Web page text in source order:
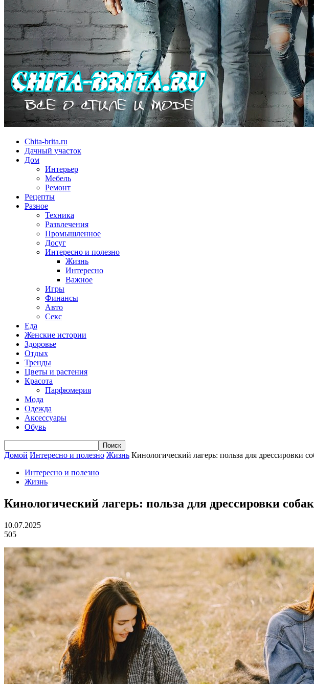
Chita-brita.ru
Дачный участок
Дом
Интерьер
Мебель
Ремонт
Рецепты
Разное
Техника
Развлечения
Промышленное
Досуг
Интересно и полезно
Жизнь
Интересно
Важное
Игры
Финансы
Авто
Секс
Еда
Женские истории
Здоровье
Отдых
Тренды
Цветы и растения
Красота
Парфюмерия
Мода
Одежда
Аксессуары
Обувь
Домой Интересно и полезно Жизнь Кинологический лагерь: польза для дрессировки
Интересно и полезно
Жизнь
Кинологический лагерь: польза для дрессировки собак
10.07.2025
505